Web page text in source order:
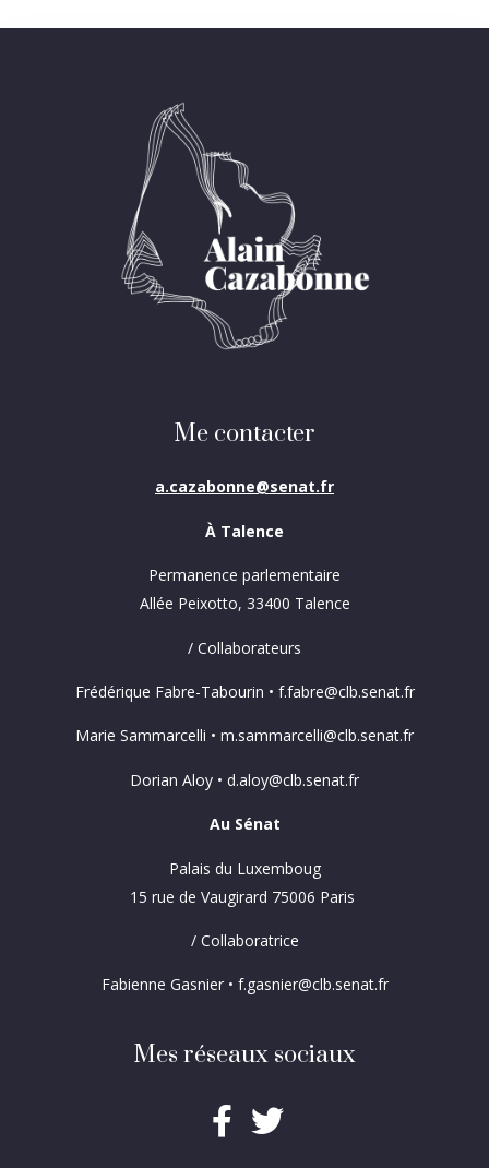
Me contacter
a.cazabonne@senat.fr
À Talence
Permanence parlementaire
Allée Peixotto, 33400 Talence
/ Collaborateurs
Frédérique Fabre-Tabourin • f.fabre@clb.senat.fr
Marie Sammarcelli • m.sammarcelli@clb.senat.fr
Dorian Aloy • d.aloy@clb.senat.fr
Au Sénat
Palais du Luxemboug
15 rue de Vaugirard 75006 Paris
/ Collaboratrice
Fabienne Gasnier • f.gasnier@clb.senat.fr
Mes réseaux sociaux